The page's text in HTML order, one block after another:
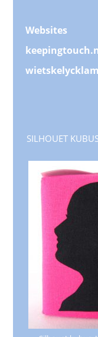
Websites
SILHOUET